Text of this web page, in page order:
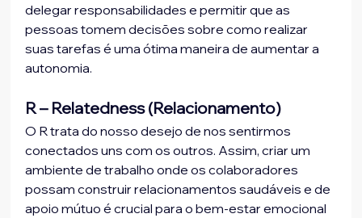
delegar responsabilidades e permitir que as
pessoas tomem decisões sobre como realizar
suas tarefas é uma ótima maneira de aumentar a
autonomia.
R – Relatedness (Relacionamento)
O R trata do nosso desejo de nos sentirmos
conectados uns com os outros. Assim, criar um
ambiente de trabalho onde os colaboradores
possam construir relacionamentos saudáveis e de
apoio mútuo é crucial para o bem-estar emocional